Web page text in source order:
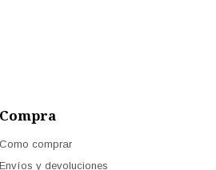
Compra
Como comprar
Envíos y devoluciones